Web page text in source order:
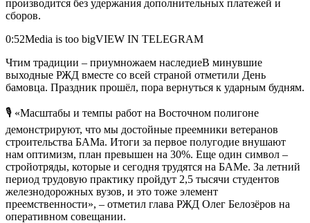
производится без удержания дополнительных платежей и
сборов.
0:52Media is too bigVIEW IN TELEGRAM
Чтим традиции – приумножаем наследиеВ минувшие
выходные РЖД вместе со всей страной отметили День
бамовца. Праздник прошёл, пора вернуться к ударным будням.
🎙 «Масштабы и темпы работ на Восточном полигоне
демонстрируют, что мы достойные преемники ветеранов
строительства БАМа. Итоги за первое полугодие внушают
нам оптимизм, план превышен на 30%. Еще один символ –
стройотряды, которые и сегодня трудятся на БАМе. За летний
период трудовую практику пройдут 2,5 тысячи студентов
железнодорожных вузов, и это тоже элемент
преемственности», – отметил глава РЖД Олег Белозёров на
оперативном совещании.